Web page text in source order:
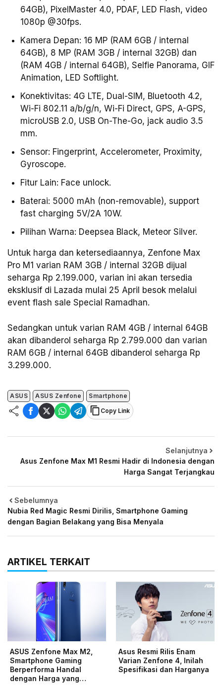
64GB), PixelMaster 4.0, PDAF, LED Flash, video
1080p @30fps.
Kamera Depan: 16 MP (RAM 6GB / internal
64GB), 8 MP (RAM 3GB / internal 32GB) dan
(RAM 4GB / internal 64GB), Selfie Panorama, GIF
Animation, LED Softlight.
Konektivitas: 4G LTE, Dual-SIM, Bluetooth 4.2,
Wi-Fi 802.11 a/b/g/n, Wi-Fi Direct, GPS, A-GPS,
microUSB 2.0, USB On-The-Go, jack audio 3.5
mm.
Sensor: Fingerprint, Accelerometer, Proximity,
Gyroscope.
Fitur Lain: Face unlock.
Baterai: 5000 mAh (non-removable), support
fast charging 5V/2A 10W.
Pilihan Warna: Deepsea Black, Meteor Silver.
Untuk harga dan ketersediaannya, Zenfone Max
Pro M1 varian RAM 3GB / internal 32GB dijual
seharga Rp 2.199.000, varian ini akan tersedia
eksklusif di Lazada mulai 25 April besok melalui
event flash sale Special Ramadhan.
Sedangkan untuk varian RAM 4GB / internal 64GB
akan dibanderol seharga Rp 2.799.000 dan varian
RAM 6GB / internal 64GB dibanderol seharga Rp
3.299.000.
ASUS ASUS Zenfone
Smartphone
Copy Link
Sebelumnya
Nubia Red Magic Resmi Dirilis, Smartphone Gaming
dengan Bagian Belakang yang Bisa Menyala
Selanjutnya
Asus Zenfone Max M1 Resmi Hadir di Indonesia dengan
Harga Sangat Terjangkau
ARTIKEL TERKAIT
ASUS Zenfone Max M2,
Smartphone Gaming
Berperforma Handal
dengan Harga yang…
Asus Resmi Rilis Enam
Varian Zenfone 4, Inilah
Spesifikasi dan Harganya